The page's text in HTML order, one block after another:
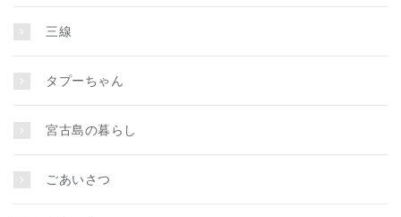
三線
タプーちゃん
宮古島の暮らし
ごあいさつ